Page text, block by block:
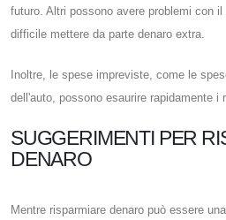
futuro. Altri possono avere problemi con
difficile mettere da parte denaro extra.
Inoltre, le spese impreviste, come le
dell'auto, possono esaurire rapidamente i
SUGGERIMENTI PER
DENARO
Mentre risparmiare denaro può essere